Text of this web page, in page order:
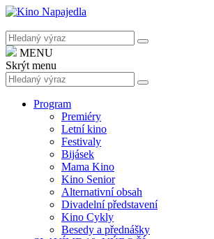
MENU
Skrýt menu
Program
Premiéry
Letní kino
Festivaly
Bijásek
Mama Kino
Kino Senior
Alternativní obsah
Divadelní představení
Kino Cykly
Besedy a přednášky